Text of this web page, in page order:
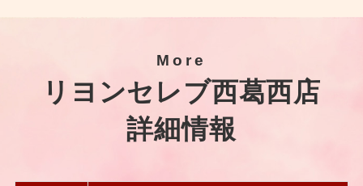
More
リヨンセレブ西葛西店
詳細情報